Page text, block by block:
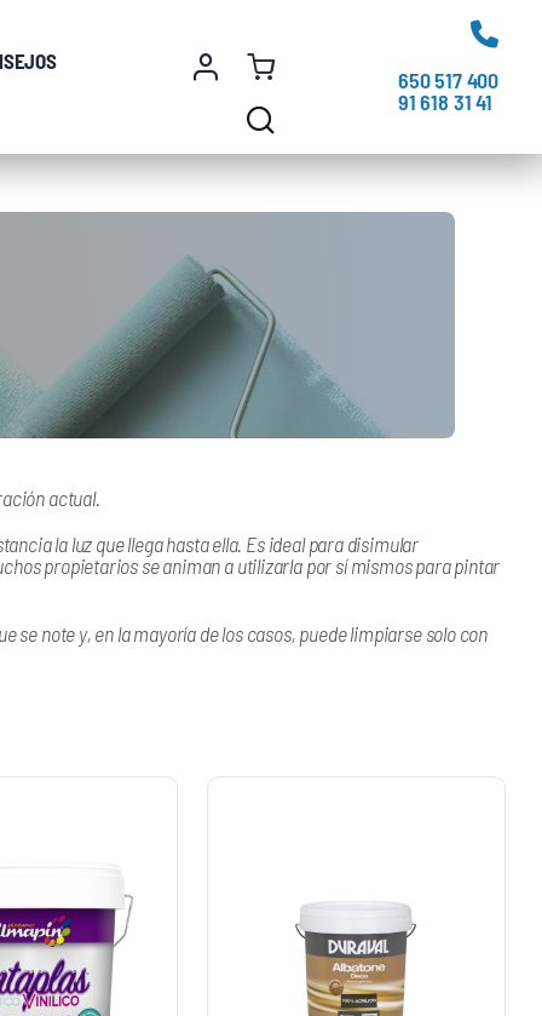
650 517 400
91 618 31 41
actual.
la luz que llega hasta ella. Es ideal para disimular
propietarios se animan a utilizarla por sí mismos para pintar
note y, en la mayoría de los casos, puede limpiarse solo con